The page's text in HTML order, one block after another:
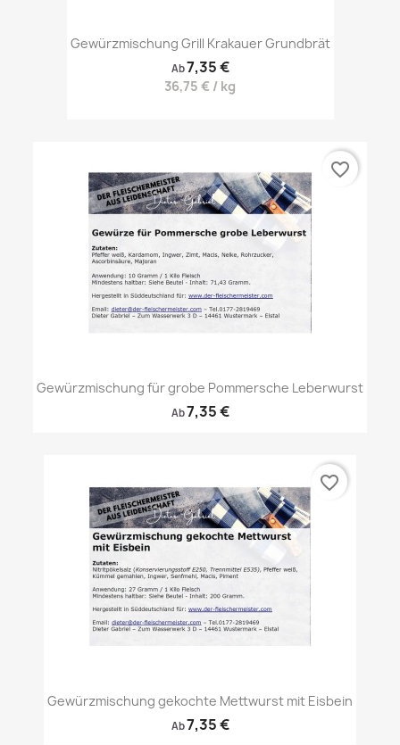
Gewürzmischung Grill Krakauer Grundbrät
Ab7,35 €
36,75 € / kg
Gewürzmischung für grobe Pommersche Leberwurst
Ab7,35 €
favorite_border
Gewürzmischung gekochte Mettwurst mit Eisbein
Ab7,35 €
favorite_border